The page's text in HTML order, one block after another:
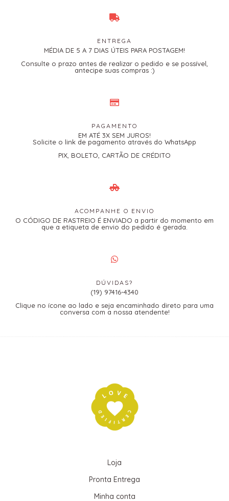
ENTREGA
MÉDIA DE 5 A 7 DIAS ÚTEIS PARA POSTAGEM!
Consulte o prazo antes de realizar o pedido e se possível,
antecipe suas compras :)
PAGAMENTO
EM ATÉ 3X SEM JUROS!
Solicite o link de pagamento através do WhatsApp
PIX, BOLETO, CARTÃO DE CRÉDITO
ACOMPANHE O ENVIO
O CÓDIGO DE RASTREIO É ENVIADO a partir do momento em
que a etiqueta de envio do pedido é gerada.
DÚVIDAS?
(19) 97416-4340
Clique no ícone ao lado e seja encaminhado direto para uma
conversa com a nossa atendente!
Loja
Pronta Entrega
Minha conta